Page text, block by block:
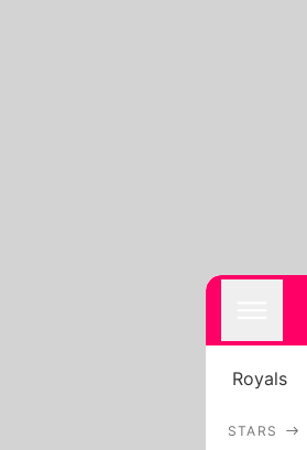
Royals
STARS